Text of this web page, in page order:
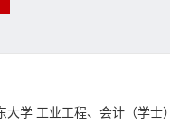
大学 工业工程、会计（学士）